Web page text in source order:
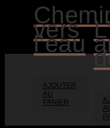
vers
l’eau
AJOUTER
AU
PANIER